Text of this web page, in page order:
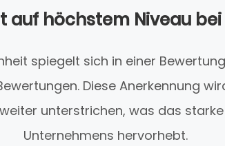
auf höchstem Niveau
spiegelt sich in einer
Diese Anerkennung
weiter unterstrichen, was das
Unternehmens hervorhebt.